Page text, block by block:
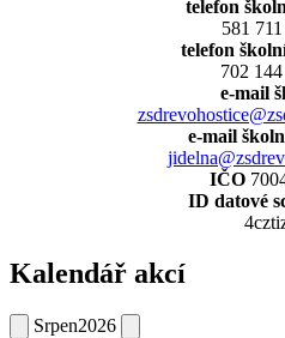
telefon
581
telefon
702
e-mail
e-mail
IČO
ID datové
Kalendář akcí
Srpen2026